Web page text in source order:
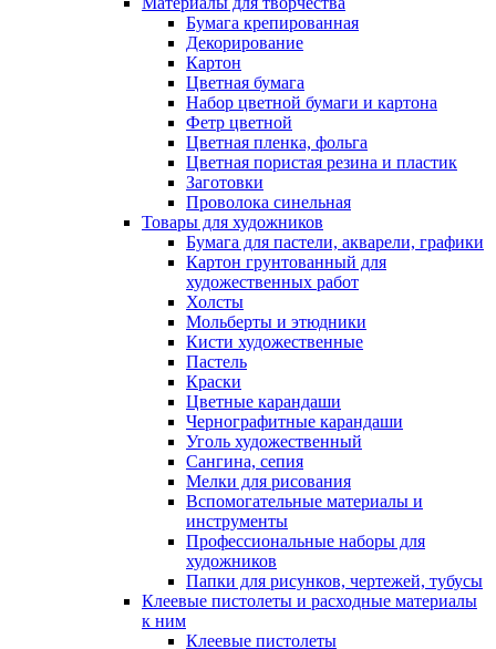
Бумага крепированная
Декорирование
Картон
Цветная бумага
Набор цветной бумаги и картона
Фетр цветной
Цветная пленка, фольга
Цветная пористая резина и пластик
Заготовки
Проволока синельная
Товары для художников
Бумага для пастели, акварели, графики
Картон грунтованный для
художественных работ
Холсты
Мольберты и этюдники
Кисти художественные
Пастель
Краски
Цветные карандаши
Чернографитные карандаши
Уголь художественный
Сангина, сепия
Мелки для рисования
Вспомогательные материалы и
инструменты
Профессиональные наборы для
художников
Папки для рисунков, чертежей, тубусы
Клеевые пистолеты и расходные материалы
к ним
Клеевые пистолеты